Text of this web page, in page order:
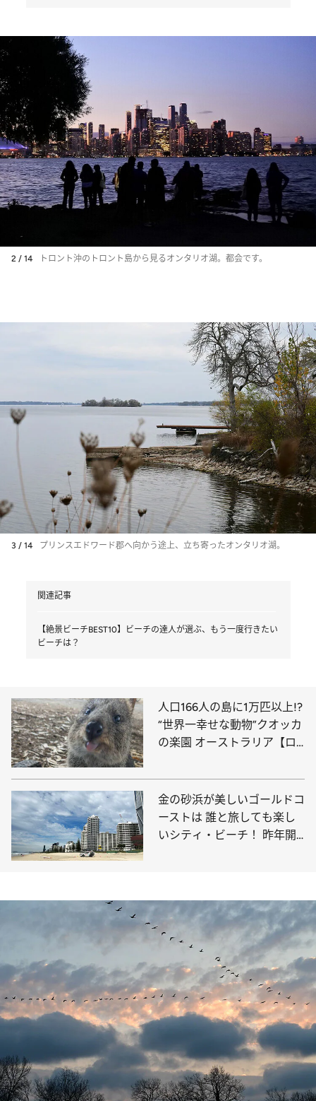
2 / 14 トロント沖のトロント島から見るオンタリオ湖。都会です。
3 / 14 プリンスエドワード郡へ向かう途上、立ち寄ったオンタリオ湖。
関連記事
【絶景ビーチBEST10】ビーチの達人が選ぶ、もう一度行きたい
ビーチは？
人口166人の島に1万匹以上!?
“世界一幸せな動物”クオッカ
の楽園 オーストラリア【ロ
金の砂浜が美しいゴールドコ
ーストは 誰と旅しても楽し
いシティ・ビーチ！ 昨年開